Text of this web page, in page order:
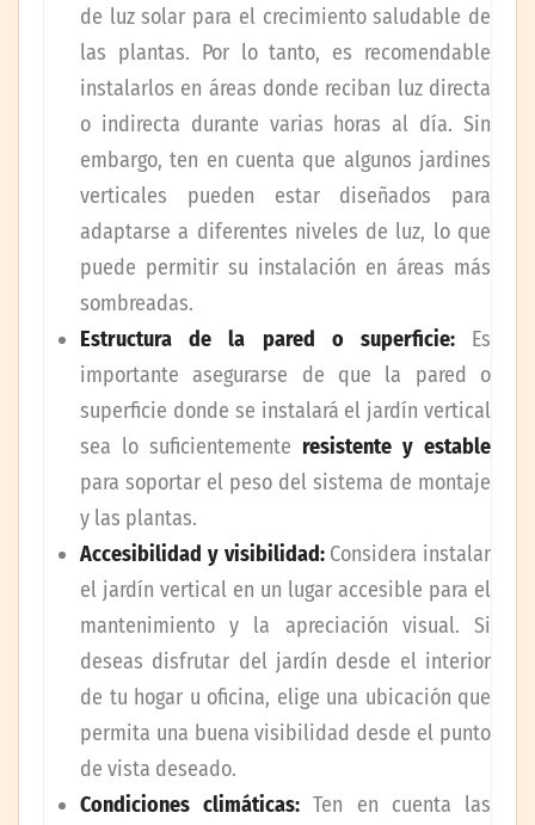
de luz solar para el crecimiento saludable de
las plantas. Por lo tanto, es recomendable
instalarlos en áreas donde reciban luz directa
o indirecta durante varias horas al día. Sin
embargo, ten en cuenta que algunos jardines
verticales pueden estar diseñados para
adaptarse a diferentes niveles de luz, lo que
puede permitir su instalación en áreas más
sombreadas.
Estructura de la pared o superficie:Es
importante asegurarse de que la pared o
superficie donde se instalará el jardín vertical
sea lo suficientemente resistente y estable
para soportar el peso del sistema de montaje
y las plantas.
Accesibilidad y visibilidad:Considera instalar
el jardín vertical en un lugar accesible para el
mantenimiento y la apreciación visual. Si
deseas disfrutar del jardín desde el interior
de tu hogar u oficina, elige una ubicación que
permita una buena visibilidad desde el punto
de vista deseado.
Condiciones climáticas: Ten en cuenta las